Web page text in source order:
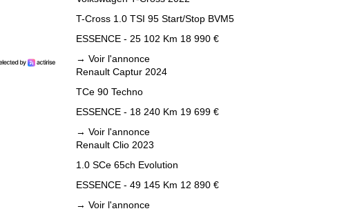
T-Cross 1.0 TSI 95 Start/Stop BVM5
ESSENCE - 25 102 Km 18 990 €
→ Voir l'annonce
Renault Captur 2024
TCe 90 Techno
ESSENCE - 18 240 Km 19 699 €
→ Voir l'annonce
Renault Clio 2023
1.0 SCe 65ch Evolution
ESSENCE - 49 145 Km 12 890 €
→ Voir l'annonce